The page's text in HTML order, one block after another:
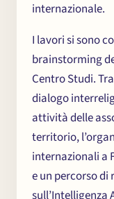
internazionale.
I lavori si sono
brainstorming
Centro Studi.
dialogo
attività delle
territorio,
internazionali a
e un percorso